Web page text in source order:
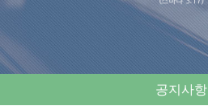
공지사항